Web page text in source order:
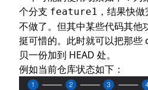
个分支 feature1 ，结果快
不做了。但其中某些代码其他
挺可惜的。此时就可以把那
贝一份加到 HEAD 处。
例如当前仓库状态如下：